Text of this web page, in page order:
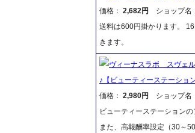
価格： 2,682円
ショップ名
送料は600円掛かります。
きます。
ヴィーナスラボ スヴェ
♪【ビューティーステーション
価格： 2,980円
ショップ名
ビューティーステーション
また、高報酬率設定（30～